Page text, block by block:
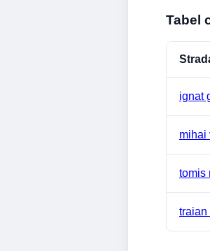
Tabel
ignat
mihai
tomis
traian